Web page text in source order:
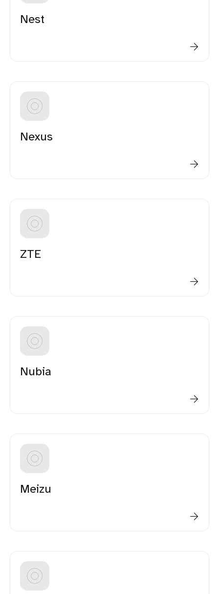
Nest
Nexus
ZTE
Nubia
Meizu